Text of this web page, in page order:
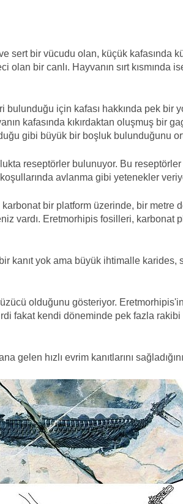
sert bir vücudu olan, küçük kafasında
bir canlı. Hayvanın sırt kısmında
bulunduğu için kafası hakkında pek bir
kafasında kıkırdaktan oluşmuş bir
gibi büyük bir boşluk bulunduğunu
reseptörler bulunuyor. Bu
avlanma gibi yetenekler
bir platform üzerinde, bir metre
vardı. Eretmorhipis fosilleri, karbonat
kanıt yok ama büyük ihtimalle karides,
olduğunu gösteriyor.
fakat kendi döneminde pek fazla rakibi
gelen hızlı evrim kanıtlarını